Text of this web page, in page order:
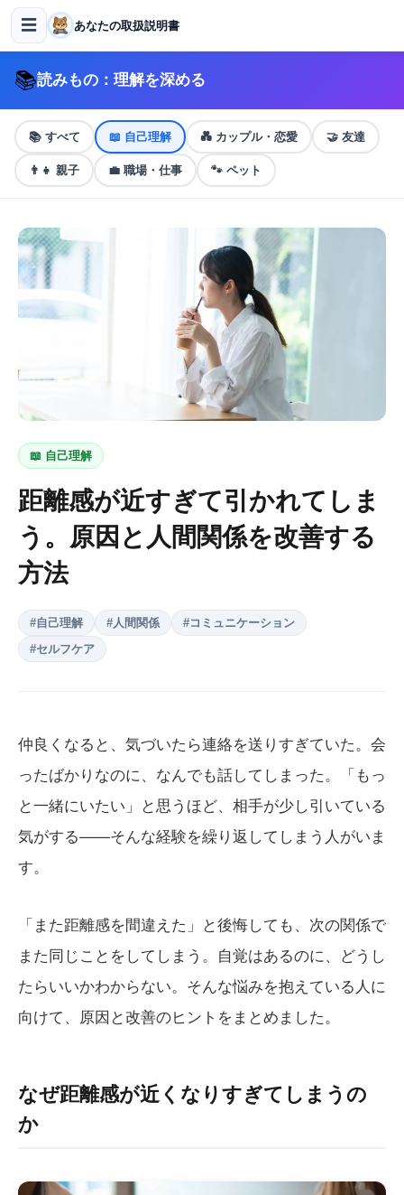
☰ あなたの取扱説明書
📚読みもの：理解を深める
📚 すべて 📖 自己理解 💑 カップル・恋愛 🤝 友達
👨‍👧 親子 💼 職場・仕事 🐾 ペット
📖 自己理解
距離感が近すぎて引かれてしま
う。原因と人間関係を改善する
方法
#自己理解 # 人間関係 #コミュニケーション
#セルフケア
仲良くなると、気づいたら連絡を送りすぎていた。会
ったばかりなのに、なんでも話してしまった。「もっ
と一緒にいたい」と思うほど、相手が少し引いている
気がする——そんな経験を繰り返してしまう人がいま
す。
「また距離感を間違えた」と後悔しても、次の関係で
また同じことをしてしまう。自覚はあるのに、どうし
たらいいかわからない。そんな悩みを抱えている人に
向けて、原因と改善のヒントをまとめました。
なぜ距離感が近くなりすぎてしまうの
か